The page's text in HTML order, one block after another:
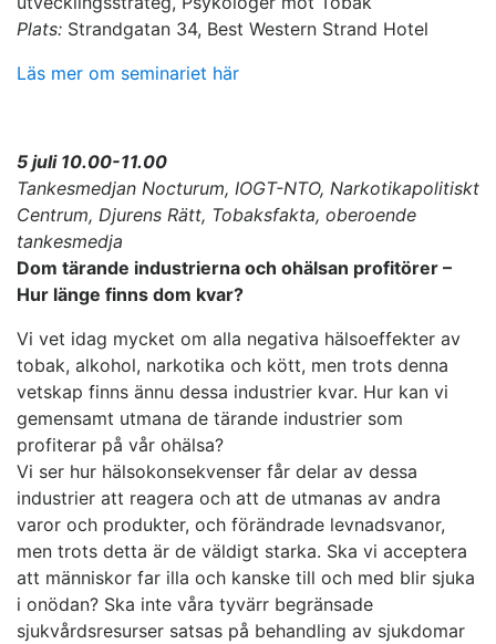
Plats: Strandgatan 34, Best Western Strand Hotel
Läs mer om seminariet här
5 juli 10.00-11.00
Tankesmedjan Nocturum, IOGT-NTO, Narkotikapolitiskt
Centrum, Djurens Rätt, Tobaksfakta, oberoende
tankesmedja
Dom tärande industrierna och ohälsan profitörer –
Hur länge finns dom kvar?
Vi vet idag mycket om alla negativa hälsoeffekter av
tobak, alkohol, narkotika och kött, men trots denna
vetskap finns ännu dessa industrier kvar. Hur kan vi
gemensamt utmana de tärande industrier som
profiterar på vår ohälsa?
Vi ser hur hälsokonsekvenser får delar av dessa
industrier att reagera och att de utmanas av andra
varor och produkter, och förändrade levnadsvanor,
men trots detta är de väldigt starka. Ska vi acceptera
att människor far illa och kanske till och med blir sjuka
i onödan? Ska inte våra tyvärr begränsade
sjukvårdsresurser satsas på behandling av sjukdomar